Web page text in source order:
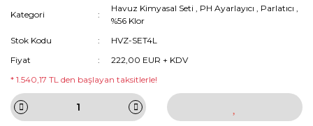
Kategori
Havuz Kimyasal Seti PH Ayarlayıcı Parlatıcı
%56 Klor
Stok Kodu
HVZ-SET4L
Fiyat
222,00 EUR + KDV
* 1.540,17 TL den başlayan taksitlerle!